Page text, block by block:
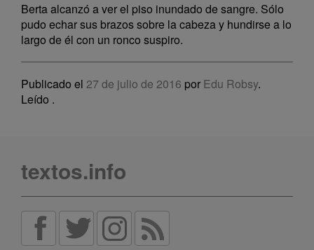
Berta alcanzó a ver el piso inundado de sangre. Sólo
pudo echar sus brazos sobre la cabeza y hundirse a lo
largo de él con un ronco suspiro.
Publicado el 27 de julio de 2016 por Edu Robsy.
Leído .
textos.info